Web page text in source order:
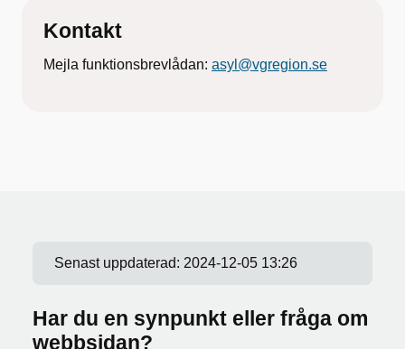
Kontakt
Mejla funktionsbrevlådan: asyl@vgregion.se
Senast uppdaterad: 2024-12-05 13:26
Har du en synpunkt eller fråga om
webbsidan?